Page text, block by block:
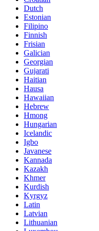
Dutch
Estonian
Filipino
Finnish
Frisian
Galician
Georgian
Gujarati
Haitian
Hausa
Hawaiian
Hebrew
Hmong
Hungarian
Icelandic
Igbo
Javanese
Kannada
Kazakh
Khmer
Kurdish
Kyrgyz
Latin
Latvian
Lithuanian